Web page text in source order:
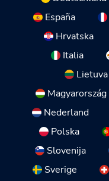
España
Hrvatska
Italia
Lietuva
Magyarország
Nederland
Polska
Slovenija
Sverige